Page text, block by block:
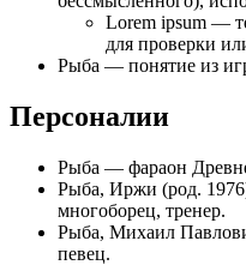
Lorem ipsum —
для проверки
Рыба — понятие из
Персоналии
Рыба — фараон
Рыба, Иржи (род.
многоборец, тренер.
Рыба, Михаил
певец.